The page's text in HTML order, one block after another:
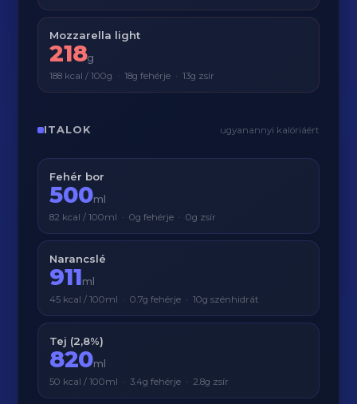
Mozzarella light
218g
188 kcal / 100g · 18g fehérje · 13g zsír
ITALOK ugyanannyi kalóriáért
Fehér bor
500ml
82 kcal / 100ml · 0g fehérje · 0g zsír
Narancslé
911ml
45 kcal / 100ml · 0.7g fehérje · 10g szénhidrát
Tej (2,8%)
820ml
50 kcal / 100ml · 3.4g fehérje · 2.8g zsír